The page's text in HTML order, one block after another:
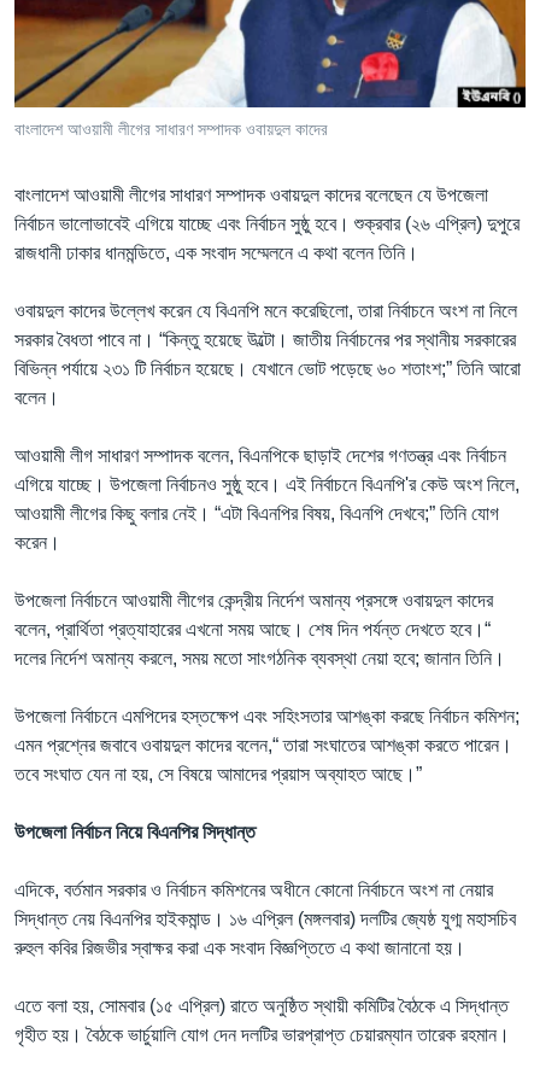
Learning English
FOLLOW US
অন্য ভাষায় ওয়েব সাইট
বাংলাদেশ আওয়ামী লীগের সাধারণ সম্পাদক ওবায়দুল কাদের
বাংলাদেশ আওয়ামী লীগের সাধারণ সম্পাদক ওবায়দুল কাদের বলেছেন যে উপজেলা
নির্বাচন ভালোভাবেই এগিয়ে যাচ্ছে এবং নির্বাচন সুষ্ঠু হবে। শুক্রবার (২৬ এপ্রিল) দুপুরে
রাজধানী ঢাকার ধানমন্ডিতে, এক সংবাদ সম্মেলনে এ কথা বলেন তিনি।
ওবায়দুল কাদের উল্লেখ করেন যে বিএনপি মনে করেছিলো, তারা নির্বাচনে অংশ না নিলে
সরকার বৈধতা পাবে না। “কিন্তু হয়েছে উল্টো। জাতীয় নির্বাচনের পর স্থানীয় সরকারের
বিভিন্ন পর্যায়ে ২৩১ টি নির্বাচন হয়েছে। যেখানে ভোট পড়েছে ৬০ শতাংশ;” তিনি আরো
বলেন।
আওয়ামী লীগ সাধারণ সম্পাদক বলেন, বিএনপিকে ছাড়াই দেশের গণতন্ত্র এবং নির্বাচন
এগিয়ে যাচ্ছে। উপজেলা নির্বাচনও সুষ্ঠু হবে। এই নির্বাচনে বিএনপি'র কেউ অংশ নিলে,
আওয়ামী লীগের কিছু বলার নেই। “এটা বিএনপির বিষয়, বিএনপি দেখবে;” তিনি যোগ
করেন।
উপজেলা নির্বাচনে আওয়ামী লীগের কেন্দ্রীয় নির্দেশ অমান্য প্রসঙ্গে ওবায়দুল কাদের
বলেন, প্রার্থিতা প্রত্যাহারের এখনো সময় আছে। শেষ দিন পর্যন্ত দেখতে হবে।“
দলের নির্দেশ অমান্য করলে, সময় মতো সাংগঠনিক ব্যবস্থা নেয়া হবে; জানান তিনি।
উপজেলা নির্বাচনে এমপিদের হস্তক্ষেপ এবং সহিংসতার আশঙ্কা করছে নির্বাচন কমিশন;
এমন প্রশ্নের জবাবে ওবায়দুল কাদের বলেন,“ তারা সংঘাতের আশঙ্কা করতে পারেন।
তবে সংঘাত যেন না হয়, সে বিষয়ে আমাদের প্রয়াস অব্যাহত আছে।”
উপজেলা নির্বাচন নিয়ে বিএনপির সিদ্ধান্ত
এদিকে, বর্তমান সরকার ও নির্বাচন কমিশনের অধীনে কোনো নির্বাচনে অংশ না নেয়ার
সিদ্ধান্ত নেয় বিএনপির হাইকমান্ড। ১৬ এপ্রিল (মঙ্গলবার) দলটির জ্যেষ্ঠ যুগ্ম মহাসচিব
রুহুল কবির রিজভীর স্বাক্ষর করা এক সংবাদ বিজ্ঞপ্তিতে এ কথা জানানো হয়।
এতে বলা হয়, সোমবার (১৫ এপ্রিল) রাতে অনুষ্ঠিত স্থায়ী কমিটির বৈঠকে এ সিদ্ধান্ত
গৃহীত হয়। বৈঠকে ভার্চুয়ালি যোগ দেন দলটির ভারপ্রাপ্ত চেয়ারম্যান তারেক রহমান।